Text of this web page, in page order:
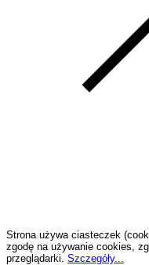
Strona używa ciasteczek
zgodę na używanie cookies,
przeglądarki. Szczegóły...